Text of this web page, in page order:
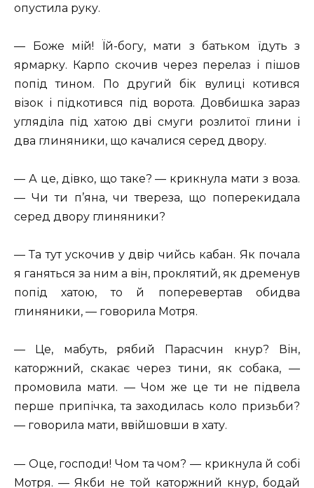
опустила руку.
— Боже мій! Їй-богу, мати з батьком їдуть з
ярмарку. Карпо скочив через перелаз і пішов
попід тином. По другий бік вулиці котився
візок і підкотився під ворота. Довбишка зараз
угляділа під хатою дві смуги розлитої глини і
два глиняники, що качалися серед двору.
— А це, дівко, що таке? — крикнула мати з воза.
— Чи ти п’яна, чи твереза, що поперекидала
серед двору глиняники?
— Та тут ускочив у двір чийсь кабан. Як почала
я ганяться за ним а він, проклятий, як дременув
попід хатою, то й поперевертав обидва
глиняники, — говорила Мотря.
— Це, мабуть, рябий Парасчин кнур? Він,
каторжний, скакає через тини, як собака, —
промовила мати. — Чом же це ти не підвела
перше припічка, та заходилась коло призьби?
— говорила мати, ввійшовши в хату.
— Оце, господи! Чом та чом? — крикнула й собі
Мотря. — Якби не той каторжний кнур, бодай